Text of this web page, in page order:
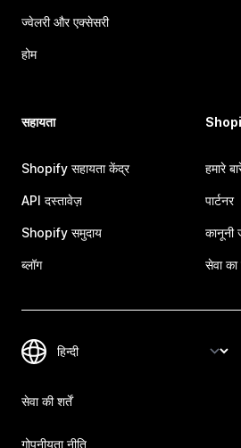
ज्वेलरी और एक्सेसरी
होम
सहायता
Shopify सहायता केंद्र
API दस्तावेज़
Shopify समुदाय
ब्लॉग
हमारे
पार्टनर
कानूनी
सेवा
सेवा की शर्तें
गोपनीयता नीति